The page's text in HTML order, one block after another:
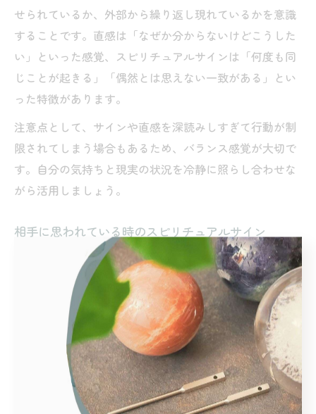
せられているか、外部から繰り返し現れているかを意識
することです。直感は「なぜか分からないけどこうした
い」といった感覚、スピリチュアルサインは「何度も同
じことが起きる」「偶然とは思えない一致がある」とい
った特徴があります。
注意点として、サインや直感を深読みしすぎて行動が制
限されてしまう場合もあるため、バランス感覚が大切で
す。自分の気持ちと現実の状況を冷静に照らし合わせな
がら活用しましょう。
相手に思われている時のスピリチュアルサイン
スピリチュアルな観点で「相手に思われている時」のサ
インにはいくつかの特徴があります。代表的なのは、急
に相手のことが頭に浮かぶ、相手の名前や好きなものを
よく目にする、連絡がシンクロするなどです。こうした
現象は、相手の思いやエネルギーが自分に届いているサ
インと考えられています。
また、夢の中で繰り返し同じ人が登場したり、偶然街で